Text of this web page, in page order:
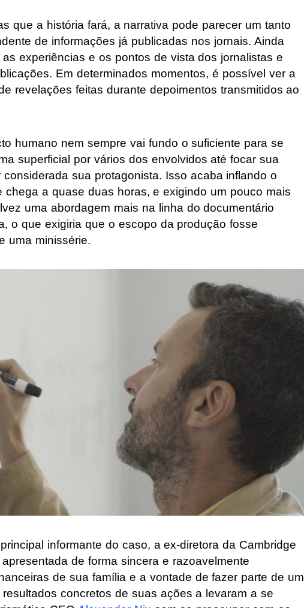
que a história fará, a narrativa pode parecer um tanto
de informações já publicadas nos jornais. Ainda
experiências e os pontos de vista dos jornalistas e
Em determinados momentos, é possível ver a
revelações feitas durante depoimentos transmitidos ao
humano nem sempre vai fundo o suficiente para se
superficial por vários dos envolvidos até focar sua
sua protagonista. Isso acaba inflando o
chega a quase duas horas, e exigindo um pouco mais
uma abordagem mais na linha do documentário
o que exigiria que o escopo da produção fosse
uma minissérie.
informante do caso, a ex-diretora da Cambridge
de forma sincera e razoavelmente
de sua família e a vontade de fazer parte de um
concretos de suas ações a levaram a se